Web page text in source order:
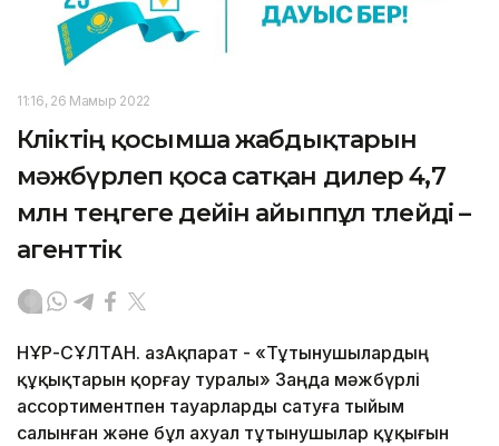
11:16, 26 Мамыр 2022
Көліктің қосымша жабдықтарын
мәжбүрлеп қоса сатқан дилер 4,7
млн теңгеге дейін айыппұл төлейді –
агенттік
НҰР-СҰЛТАН. ҚазАқпарат - «Тұтынушылардың
құқықтарын қорғау туралы» Заңда мәжбүрлі
ассортиментпен тауарларды сатуға тыйым
салынған және бұл ахуал тұтынушылар құқығын